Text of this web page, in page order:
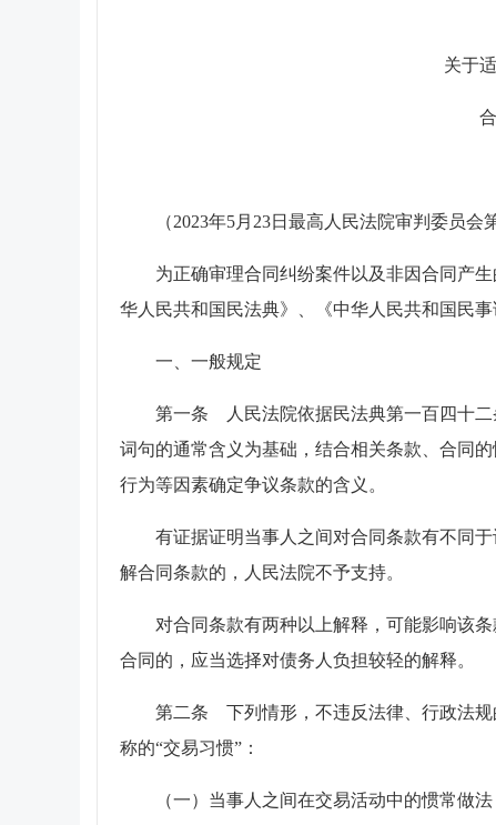
关于
（2023年5月23日最高人民法院审判委员会
为正确审理合同纠纷案件以及非因合同产
华人民共和国民法典》、《中华人民共和国民
一、一般规定
第一条 人民法院依据民法典第一百四十二
词句的通常含义为基础，结合相关条款、合同
行为等因素确定争议条款的含义。
有证据证明当事人之间对合同条款有不同
解合同条款的，人民法院不予支持。
对合同条款有两种以上解释，可能影响该
合同的，应当选择对债务人负担较轻的解释。
第二条 下列情形，不违反法律、行政法规
称的“交易习惯”：
（一）当事人之间在交易活动中的惯常做法